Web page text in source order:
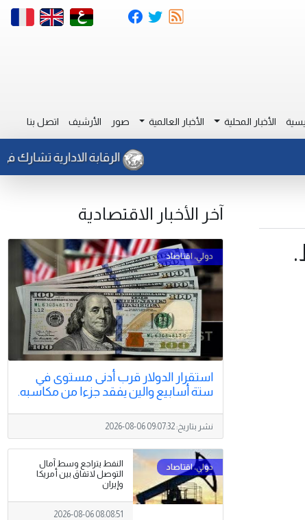
الأخبار المحلية الأخبار العالمية صور الأرشيف اتصل بنا
الرقابة الادارية تشارك في
آخر الأخبار الاقتصادية
استقرار الدولار قرب أدنى مستوى في
ستة أسابيع والين يفقد جزءا من مكاسبه.
نشر بتاريخ:2026-08-06 09:07:32
النفط يتراجع وسط آمال
التوصل لاتفاق بين أمريكا
وإيران
2026-08-06 08:08:51